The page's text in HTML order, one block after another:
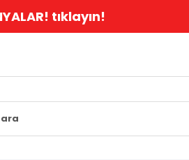
tıklayın!